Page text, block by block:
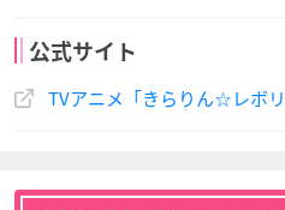
公式サイト
TVアニメ「きらりん☆レボ